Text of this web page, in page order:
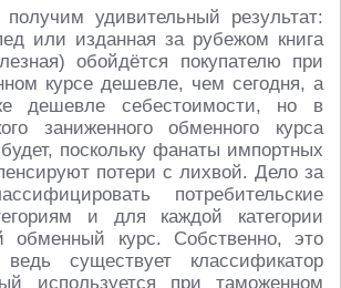
получим удивительный результат:
или изданная за рубежом книга
обойдётся покупателю при
курсе дешевле, чем сегодня, а
дешевле себестоимости, но в
заниженного обменного курса
поскольку фанаты импортных
потери с лихвой. Дело за
потребительские
и для каждой категории
обменный курс. Собственно, это
существует классификатор
используется при таможенном